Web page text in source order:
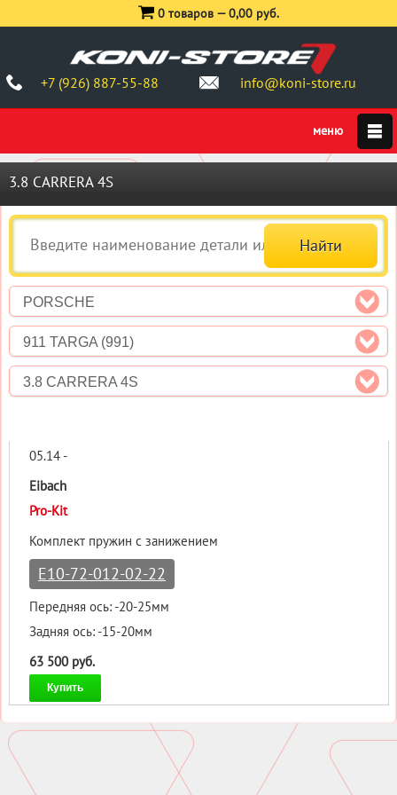
+7 (926) 887-55-88 info@koni-store.ru
0 товаров —0,00 руб.
3.8 CARRERA 4S
PORSCHE
911 TARGA (991)
3.8 CARRERA 4S
05.14 -
Eibach
Pro-Kit
Комплект пружин с занижением
E10-72-012-02-22
Передняя ось: -20-25мм
Задняя ось: -15-20мм
63 500 руб.
Купить